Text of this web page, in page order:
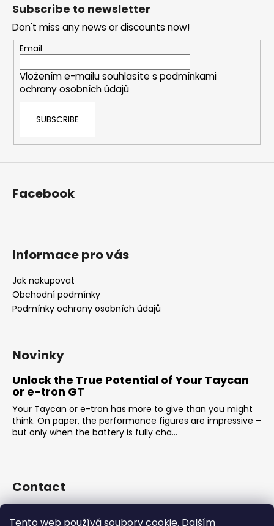
Tento web používá soubory cookie. Dalším
Subscribe to newsletter
Don't miss any news or discounts now!
Email
Vložením e-mailu souhlasíte s podmínkami
ochrany osobních údajů
SUBSCRIBE
Facebook
Informace pro vás
Jak nakupovat
Obchodní podmínky
Podmínky ochrany osobních údajů
Novinky
Unlock the True Potential of Your Taycan
or e-tron GT
Your Taycan or e-tron has more to give than you might
think. On paper, the performance figures are impressive –
but only when the battery is fully cha...
Contact